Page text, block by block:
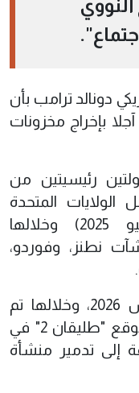
النووي
دونالد ترامب بأن
بإخراج مخزونات
رئيسيتين من
الولايات المتحدة
وإسرائيل. الضربة الأولى (يونيو 2025) وخلالها
نطنز، وفوردو،
والضربة الثانية في فبراير - مارس 2026، وخلالها تم
استهداف مجمع نطنز مجددا، وموقع "طليقان 2" في
إلى تدمير منشأة